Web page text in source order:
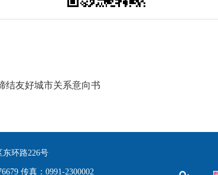
结友好城市关系意向书
环路226号
传真：0991-2300002